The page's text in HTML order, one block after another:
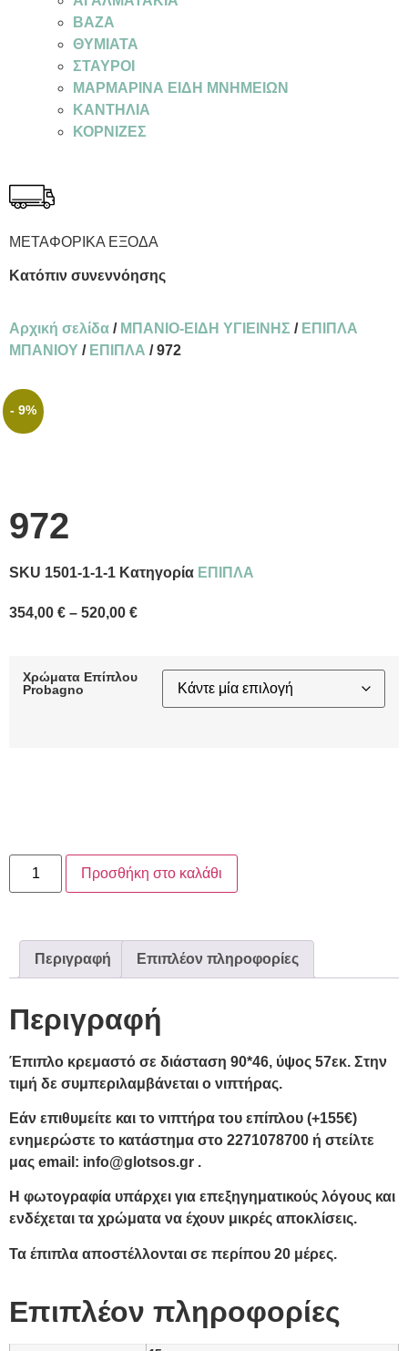
ΒΑΖΑ
ΘΥΜΙΑΤΑ
ΣΤΑΥΡΟΙ
ΜΑΡΜΑΡΙΝΑ ΕΙΔΗ ΜΝΗΜΕΙΩΝ
ΚΑΝΤΗΛΙΑ
ΚΟΡΝΙΖΕΣ
ΜΕΤΑΦΟΡΙΚΑ ΕΞΟΔΑ
Κατόπιν συνεννόησης
Αρχική σελίδα / ΜΠΑΝΙΟ-ΕΙΔΗ ΥΓΙΕΙΝΗΣ / ΕΠΙΠΛΑ
ΜΠΑΝΙΟΥ / ΕΠΙΠΛΑ / 972
- 9%
972
SKU 1501-1-1-1 Κατηγορία ΕΠΙΠΛΑ
354,00 € – 520,00 €
Χρώματα Επίπλου
Probagno
Προσθήκη στο καλάθι
Περιγραφή Επιπλέον πληροφορίες
Περιγραφή
Έπιπλο κρεμαστό σε διάσταση 90*46, ύψος 57εκ. Στην
τιμή δε συμπεριλαμβάνεται ο νιπτήρας.
Εάν επιθυμείτε και το νιπτήρα του επίπλου (+155€)
ενημερώστε το κατάστημα στο 2271078700 ή στείλτε
μας email: info@glotsos.gr .
Η φωτογραφία υπάρχει για επεξηγηματικούς λόγους και
ενδέχεται τα χρώματα να έχουν μικρές αποκλίσεις.
Τα έπιπλα αποστέλλονται σε περίπου 20 μέρες.
Επιπλέον πληροφορίες